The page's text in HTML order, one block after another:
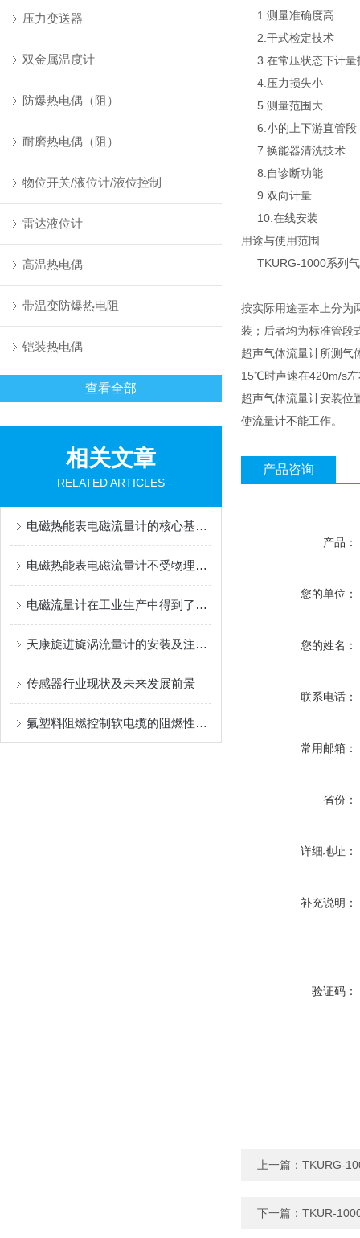
压力变送器
双金属温度计
防爆热电偶（阻）
耐磨热电偶（阻）
物位开关/液位计/液位控制
雷达液位计
高温热电偶
带温变防爆热电阻
铠装热电偶
查看全部
相关文章
RELATED ARTICLES
电磁热能表电磁流量计的核心基于法拉第电磁感应定律
电磁热能表电磁流量计不受物理参数影响
电磁流量计在工业生产中得到了广泛应用
天康旋进旋涡流量计的安装及注意事项
传感器行业现状及未来发展前景
氟塑料阻燃控制软电缆的阻燃性能有着至关重要的作用
1. 测量准确
2. 干式检定技术
3. 在常压状态下计量
4. 压力损失小
5. 测量范围大
6. 小的上下游直管段
7. 换能器清洗技术
8. 自诊断功能
9. 双向计量
10. 在线安装
用途与使用范围
TKURG-1000系列
按实际用途基本上分为
装；后者均为标准管段
超声气体流量计所测气
15℃时声速在420m/s左
超声气体流量计安装位
使流量计不能工作。
产品咨询
产品：
您的单位：
您的姓名：
联系电话：
常用邮箱：
省份：
详细地址：
补充说明：
验证码：
上一篇： TKURG-
下一篇： TKUR-